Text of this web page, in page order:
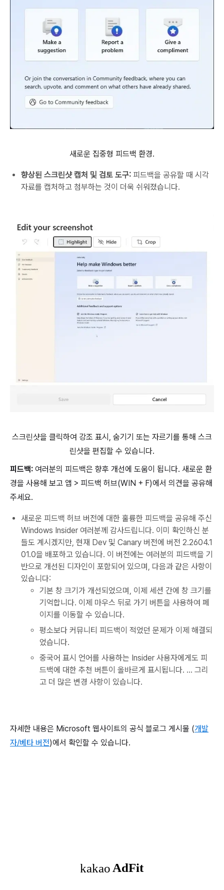
새로운 집중형 피드백 환경.
향상된 스크린샷 캡처 및 검토 도구: 피드백을 공유할 때 시각
자료를 캡처하고 첨부하는 것이 더욱 쉬워졌습니다.
스크린샷을 클릭하여 강조 표시, 숨기기 또는 자르기를 통해 스크
린샷을 편집할 수 있습니다.
피드백: 여러분의 피드백은 향후 개선에 도움이 됩니다. 새로운 환
경을 사용해 보고 앱 > 피드백 허브(WIN + F)에서 의견을 공유해
주세요.
새로운 피드백 허브 버전에 대한 훌륭한 피드백을 공유해 주신
Windows Insider 여러분께 감사드립니다. 이미 확인하신 분
들도 계시겠지만, 현재 Dev 및 Canary 버전에 버전 2.2604.1
01.0을 배포하고 있습니다. 이 버전에는 여러분의 피드백을 기
반으로 개선된 디자인이 포함되어 있으며, 다음과 같은 사항이
있습니다:
기본 창 크기가 개선되었으며, 이제 세션 간에 창 크기를
기억합니다. 이제 마우스 뒤로 가기 버튼을 사용하여 페
이지를 이동할 수 있습니다.
평소보다 커뮤니티 피드백이 적었던 문제가 이제 해결되
었습니다.
중국어 표시 언어를 사용하는 Insider 사용자에게도 피
드백에 대한 추천 버튼이 올바르게 표시됩니다. … 그리
고 더 많은 변경 사항이 있습니다.
자세한 내용은 Microsoft 웹사이트의 공식 블로그 게시물 (개발
자/베타 버전)에서 확인할 수 있습니다.